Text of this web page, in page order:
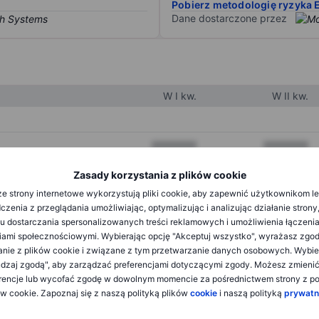
Zasady korzystania z plików cookie
strony internetowe wykorzystują pliki cookie, aby zapewnić użytkownikom
z przeglądania umożliwiając, optymalizując i analizując działanie
dostarczania spersonalizowanych treści reklamowych i umożliwienia
społecznościowymi. Wybierając opcję "Akceptuj wszystko", wyrażasz
z plików cookie i związane z tym przetwarzanie danych osobowych.
zgodą", aby zarządzać preferencjami dotyczącymi zgody. Możesz
lub wycofać zgodę w dowolnym momencie za pośrednictwem strony z
cookie. Zapoznaj się z naszą polityką plików cookie i naszą polityką
Pobierz metodologię ryzyka
Dane dostarczone przez
W I kw. W II kw.
XXXXXXX XXXXXXX
XXXXXXX
XXXXXXX XXXXXXX
XXXXXXX XXXXXXX
XXXXXXX